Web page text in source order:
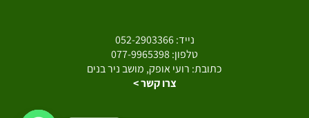
נייד:052-2903366
טלפון:077-9965398
כתובת: רועי אופק, מושב ניר בנים
צרו קשר >